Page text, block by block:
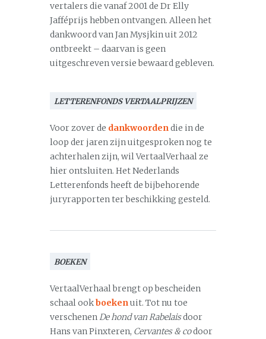
vertalers die vanaf 2001 de Dr Elly
Jafféprijs hebben ontvangen. Alleen het
dankwoord van Jan Mysjkin uit 2012
ontbreekt – daarvan is geen
uitgeschreven versie bewaard gebleven.
LETTERENFONDS VERTAALPRIJZEN
Voor zover de dankwoordendie in de
loop der jaren zijn uitgesproken nog te
achterhalen zijn, wil VertaalVerhaal ze
hier ontsluiten. Het Nederlands
Letterenfonds heeft de bijbehorende
juryrapporten ter beschikking gesteld.
BOEKEN
VertaalVerhaal brengt op bescheiden
schaal ookboekenuit. Tot nu toe
verschenenDe hond van Rabelaisdoor
Hans van Pinxteren, Cervantes & codoor